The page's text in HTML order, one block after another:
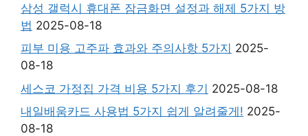
삼성 갤럭시 휴대폰 잠금화면 설정과 해제 5가지 방
법 2025-08-18
피부 미용 고주파 효과와 주의사항 5가지 2025-
08-18
세스코 가정집 가격 비용 5가지 후기 2025-08-18
내일배움카드 사용법 5가지 쉽게 알려줄게! 2025-
08-18